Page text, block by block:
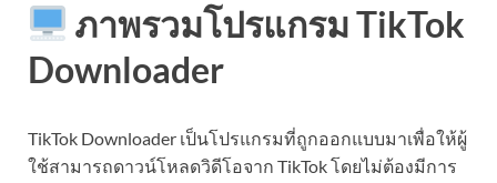
ภาพรวมโปรแกรม TikTok
Downloader
TikTok Downloader เป็นโปรแกรมที่ถูกออกแบบมาเพื่อให้ผู้
ใช้สามารถดาวน์โหลดวิดีโอจาก TikTok โดยไม่ต้องมีการ